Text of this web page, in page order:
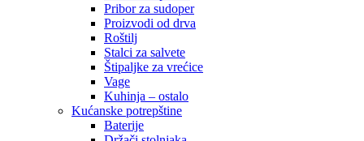
Pribor za sudoper
Proizvodi od drva
Roštilj
Stalci za salvete
Štipaljke za vrećice
Vage
Kuhinja – ostalo
Kućanske potrepštine
Baterije